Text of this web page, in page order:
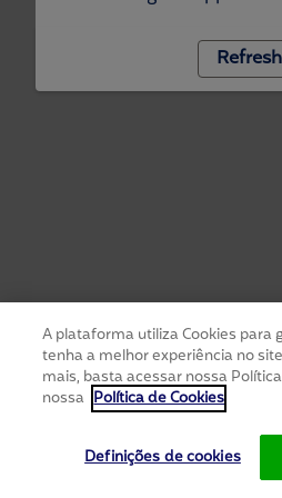
Refresh
A plataforma utiliza Cookies para
tenha a melhor experiência no
mais, basta acessar nossa
nossa Política de Cookies
Definições de cookies